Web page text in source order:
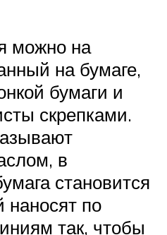
можно на
на бумаге,
бумаги и
скрепками.
в
становится
наносят по
так, чтобы